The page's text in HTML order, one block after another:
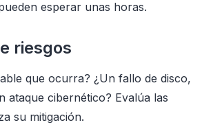
esperar unas horas.
riesgos
que ocurra? ¿Un fallo de disco,
ataque cibernético? Evalúa las
su mitigación.